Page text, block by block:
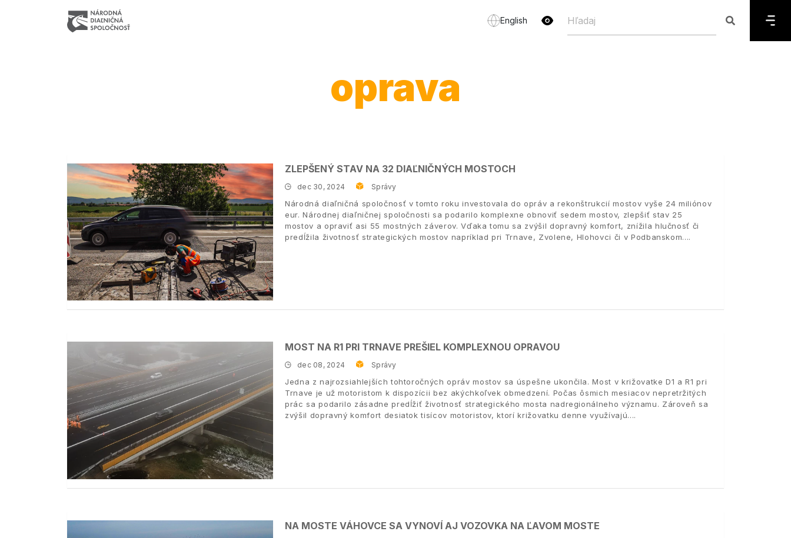
English
oprava
ZLEPŠENÝ STAV NA 32 DIAĽNIČNÝCH MOSTOCH
dec 30, 2024 Správy
Národná diaľničná spoločnosť v tomto roku investovala do opráv a rekonštrukcií mostov vyše 24 miliónov
eur. Národnej diaľničnej spoločnosti sa podarilo komplexne obnoviť sedem mostov, zlepšiť stav 25
mostov a opraviť asi 55 mostných záverov. Vďaka tomu sa zvýšil dopravný komfort, znížila hlučnosť či
predĺžila životnosť strategických mostov napríklad pri Trnave, Zvolene, Hlohovci či v Podbanskom.
MOST NA R1 PRI TRNAVE PREŠIEL KOMPLEXNOU OPRAVOU
dec 08, 2024 Správy
Jedna z najrozsiahlejších tohtoročných opráv mostov sa úspešne ukončila. Most v križovatke D1 a R1 pri
Trnave je už motoristom k dispozícii bez akýchkoľvek obmedzení. Počas ôsmich mesiacov nepretržitých
prác sa podarilo zásadne predĺžiť životnosť strategického mosta nadregionálneho významu. Zároveň sa
zvýšil dopravný komfort desiatok tisícov motoristov, ktorí križovatku denne využívajú.
NA MOSTE VÁHOVCE SA VYNOVÍ AJ VOZOVKA NA ĽAVOM MOSTE